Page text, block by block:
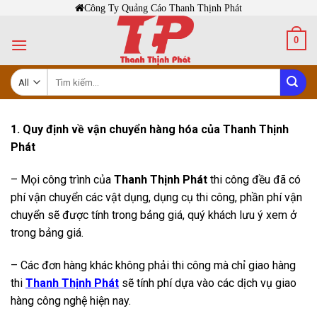
content
Công Ty Quảng Cáo Thanh Thịnh Phát
0
kiếm:
1. Quy định về vận chuyển hàng hóa của Thanh Thịnh
Phát
– Mọi công trình của Thanh Thịnh Phát thi công đều đã có
phí vận chuyển các vật dụng, dụng cụ thi công, phần phí vận
chuyển sẽ được tính trong bảng giá, quý khách lưu ý xem ở
trong bảng giá.
– Các đơn hàng khác không phải thi công mà chỉ giao hàng
thi Thanh Thịnh Phát sẽ tính phí dựa vào các dịch vụ giao
hàng công nghệ hiện nay.